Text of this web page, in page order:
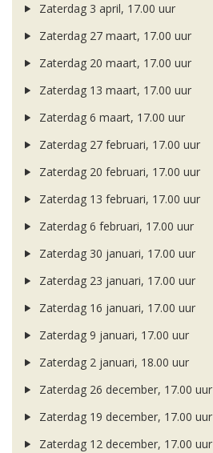
Zaterdag 3 april, 17.00 uur
Zaterdag 27 maart, 17.00 uur
Zaterdag 20 maart, 17.00 uur
Zaterdag 13 maart, 17.00 uur
Zaterdag 6 maart, 17.00 uur
Zaterdag 27 februari, 17.00 uur
Zaterdag 20 februari, 17.00 uur
Zaterdag 13 februari, 17.00 uur
Zaterdag 6 februari, 17.00 uur
Zaterdag 30 januari, 17.00 uur
Zaterdag 23 januari, 17.00 uur
Zaterdag 16 januari, 17.00 uur
Zaterdag 9 januari, 17.00 uur
Zaterdag 2 januari, 18.00 uur
Zaterdag 26 december, 17.00 uur
Zaterdag 19 december, 17.00 uur
Zaterdag 12 december, 17.00 uur